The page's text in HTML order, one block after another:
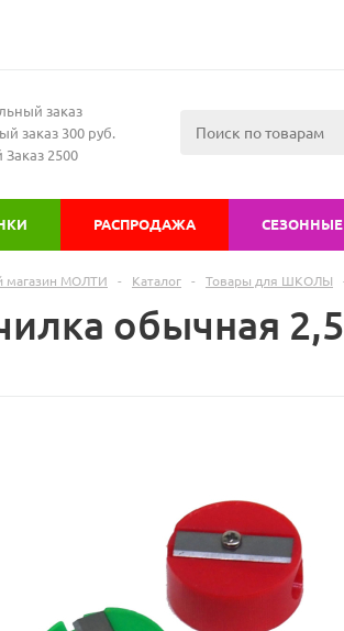
заказ
заказ 300 руб.
2500
РАСПРОДАЖА
магазин МОЛТИ - Каталог - Товары для ШКОЛЫ
обычная